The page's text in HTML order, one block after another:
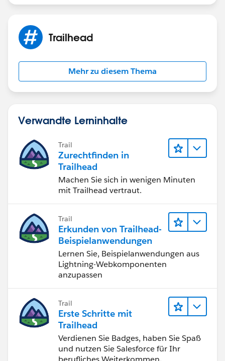
Trailhead
Mehr zu diesem Thema
Verwandte Lerninhalte
Trail
Zurechtfinden in
Trailhead
Machen Sie sich in wenigen Minuten
mit Trailhead vertraut.
Trail
Erkunden von Trailhead-
Beispielanwendungen
Lernen Sie, Beispielanwendungen aus
Lightning-Webkomponenten
anzupassen
Trail
Erste Schritte mit
Trailhead
Verdienen Sie Badges, haben Sie Spaß
und nutzen Sie Salesforce für Ihr